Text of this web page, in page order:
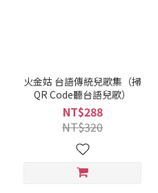
火金姑 台語傳統兒歌集（掃
QR Code聽台語兒歌）
NT$288
NT$320